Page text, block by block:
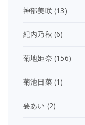
神部美咲(13)
紀内乃秋 (6)
菊地姫奈 (156)
菊池日菜(1)
要あい (2)